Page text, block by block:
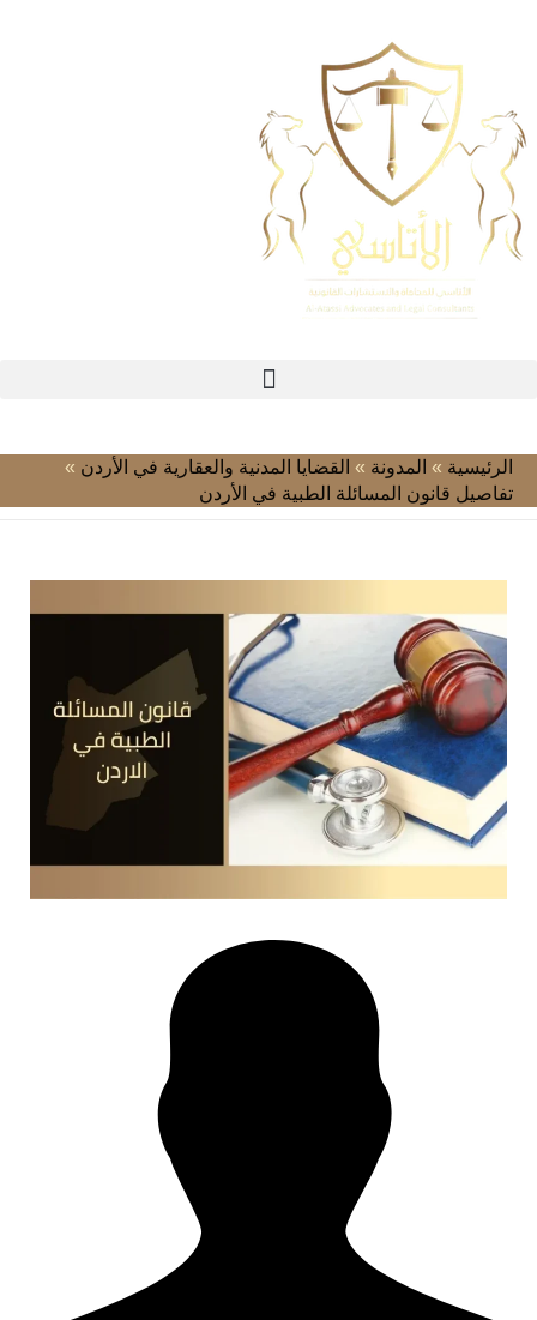
الرئيسية » المدونة » القضايا المدنية والعقارية في الأردن »
تفاصيل قانون المسائلة الطبية في الأردن